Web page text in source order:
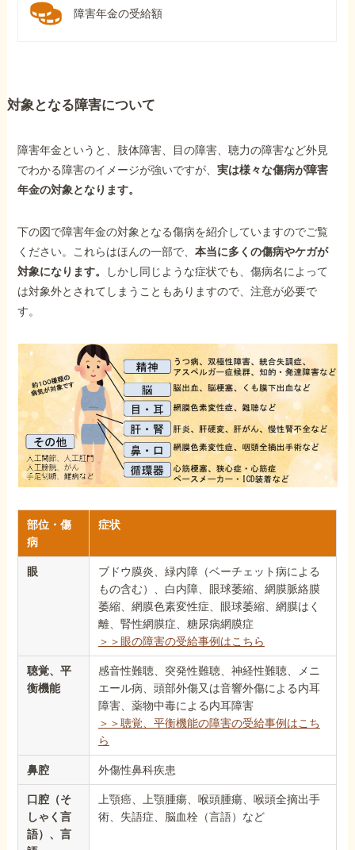
障害年金の受給額
対象となる障害について
障害年金というと、肢体障害、目の障害、聴力の障害など外見
でわかる障害のイメージが強いですが、実は様々な傷病が障害
年金の対象となります。
下の図で障害年金の対象となる傷病を紹介していますのでご覧
ください。これらはほんの一部で、本当に多くの傷病やケガが
対象になります。
しかし同じような症状でも、傷病名によって
は対象外とされてしまうこともありますので、注意が必要で
す。
部位・傷
病
症状
眼
ブドウ膜炎、緑内障（ベーチェット病による
もの含む）、白内障、眼球萎縮、網膜脈絡膜
萎縮、網膜色素変性症、眼球萎縮、網膜はく
離、腎性網膜症、糖尿病網膜症
＞＞眼の障害の受給事例はこちら
聴覚、平
衡機能
感音性難聴、突発性難聴、神経性難聴、メニ
エール病、頭部外傷又は音響外傷による内耳
障害、薬物中毒による内耳障害
＞＞聴覚、平衡機能の障害の受給事例はこち
ら
鼻腔 外傷性鼻科疾患
口腔（そ
しゃく言
語）、言
上顎癌、上顎腫瘍、喉頭腫瘍、喉頭全摘出手
術、失語症、脳血栓（言語）など